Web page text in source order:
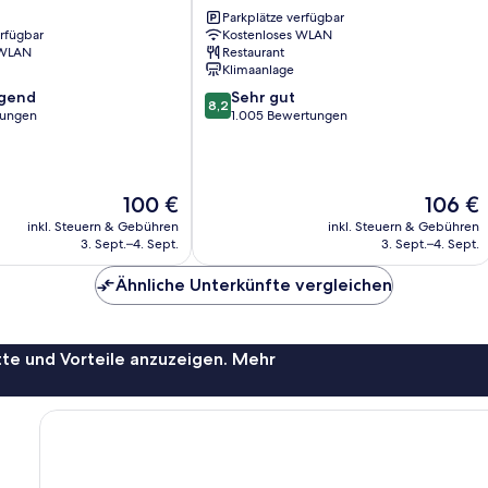
Der
Preis
beträgt
100 €
inkl. Steuern & Gebühren
3. Sept.–4. Sept.
Rochor
Parkplätze verfügbar
Kostenloses WLAN
Restaurant
Klimaanlage
8.2
von
8,2 Sehr gut
1.005 Bewertungen
Der
Preis
beträgt
106 €
inkl. Steuern & Gebühren
3. Sept.–4. Sept.
Ähnliche Unterkünfte vergleichen
und Vorteile anzuzeigen. Mehr